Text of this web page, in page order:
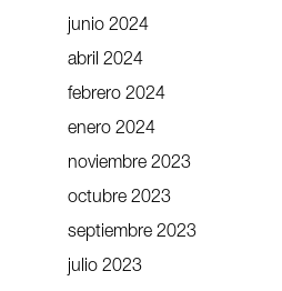
junio 2024
abril 2024
febrero 2024
enero 2024
noviembre 2023
octubre 2023
septiembre 2023
julio 2023